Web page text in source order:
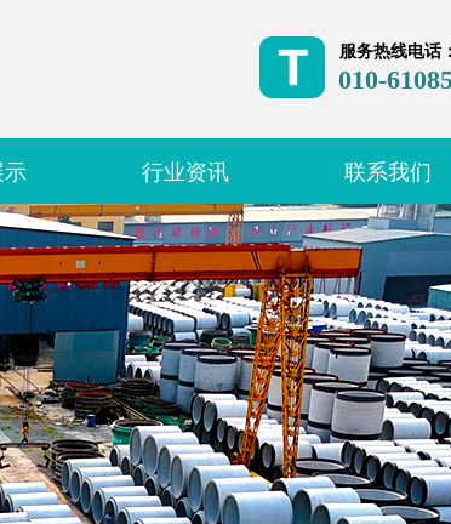
示 行业资讯 联系我们
服务热线电话：
010-